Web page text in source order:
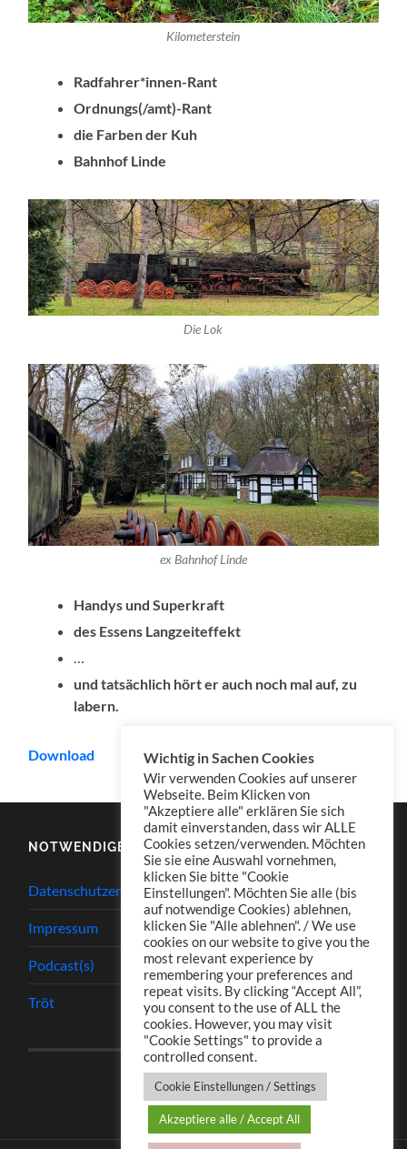
Kilometerstein
Radfahrer*innen-Rant
Ordnungs(/amt)-Rant
die Farben der Kuh
Bahnhof Linde
Die Lok
ex Bahnhof Linde
Handys und Superkraft
des Essens Langzeiteffekt
…
und tatsächlich hört er auch noch mal auf, zu
labern.
Download
NOTWENDIGES
Datenschutzerklärung
Impressum
Podcast(s)
Tröt
Wichtig in Sachen Cookies
Wir verwenden Cookies auf unserer
Webseite. Beim Klicken von
"Akzeptiere alle" erklären Sie sich
damit einverstanden, dass wir ALLE
Cookies setzen/verwenden. Möchten
Sie sie eine Auswahl vornehmen,
klicken Sie bitte "Cookie
Einstellungen". Möchten Sie alle (bis
auf notwendige Cookies) ablehnen,
klicken Sie "Alle ablehnen". / We use
cookies on our website to give you the
most relevant experience by
remembering your preferences and
repeat visits. By clicking “Accept All”,
you consent to the use of ALL the
cookies. However, you may visit
"Cookie Settings" to provide a
controlled consent.
Cookie Einstellungen / Settings
Akzeptiere alle / Accept All